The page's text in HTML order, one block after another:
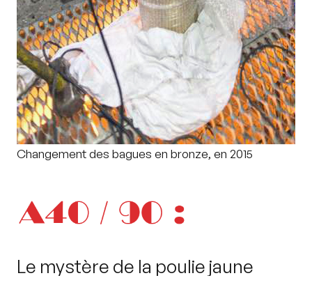
Changement des bagues en bronze, en 2015
Le mystère de la poulie jaune